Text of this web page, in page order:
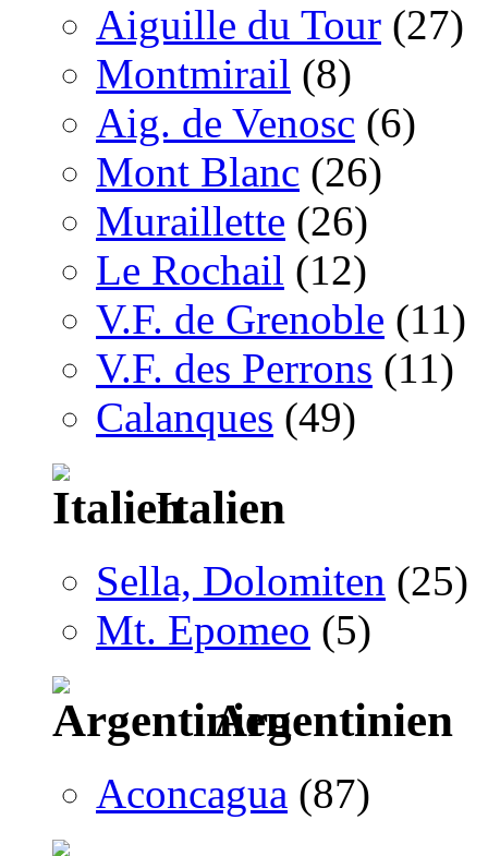
Aiguille du Tour (27)
Montmirail (8)
Aig. de Venosc (6)
Mont Blanc (26)
Muraillette (26)
Le Rochail (12)
V.F. de Grenoble (11)
V.F. des Perrons (11)
Calanques (49)
Italien
Sella, Dolomiten (25)
Mt. Epomeo (5)
Argentinien
Aconcagua (87)